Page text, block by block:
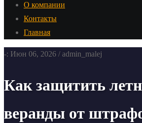
О компании
Контакты
Главная
-: Июн 06, 2026 / admin_malej
Как защитить
веранды от